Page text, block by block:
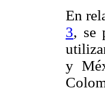
En
3, se
y